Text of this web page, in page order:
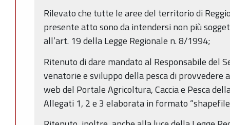
Rilevato che tutte le aree del territorio di
presente atto sono da intendersi non più
all’art. 19 della Legge Regionale n. 8/1994;
Ritenuto di dare mandato al Responsabile del
venatorie e sviluppo della pesca di provvedere
web del Portale Agricoltura, Caccia e Pesca
Allegati 1, 2 e 3 elaborata in formato